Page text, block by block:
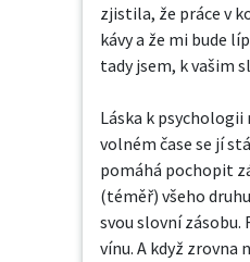
zjistila, že práce v
kávy a že mi bude
tady jsem, k vašim
Láska k psychologii
volném čase se jí
pomáhá pochopit
(téměř) všeho
svou slovní zásobu.
vínu. A když zrovna